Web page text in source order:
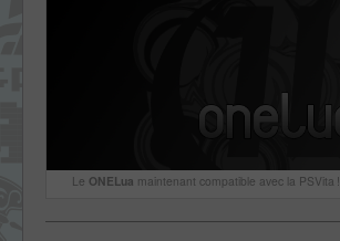
Le ONELua maintenant compatible avec la PSVita !